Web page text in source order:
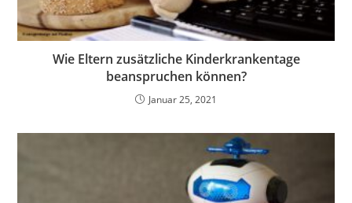
Wie Eltern zusätzliche Kinderkrankentage
beanspruchen können?
Januar 25, 2021